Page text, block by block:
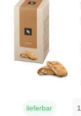
lieferbar